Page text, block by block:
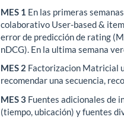
MES 1 En las primeras
colaborativo User-based &
error de predicción de rating
nDCG). En la ultima semana
MES 2 Factorizacion Matricial
recomendar una secuencia,
MES 3 Fuentes adicionales de
(tiempo, ubicación) y fuentes